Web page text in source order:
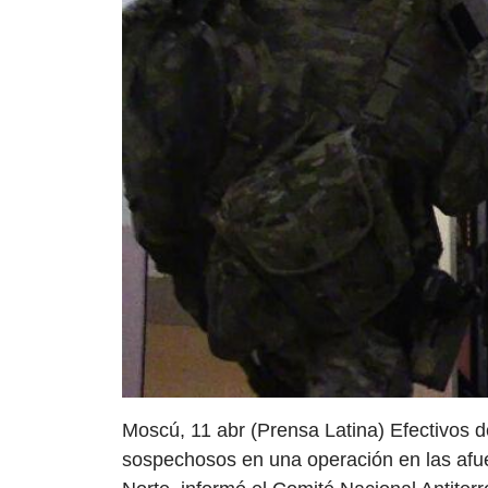
Moscú, 11 abr (Prensa Latina) Efectivos
sospechosos en una operación en las